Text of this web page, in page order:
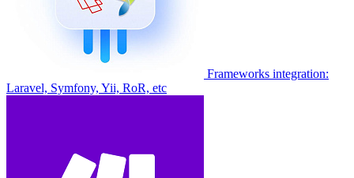
Frameworks integration:
Laravel, Symfony, Yii, RoR, etc